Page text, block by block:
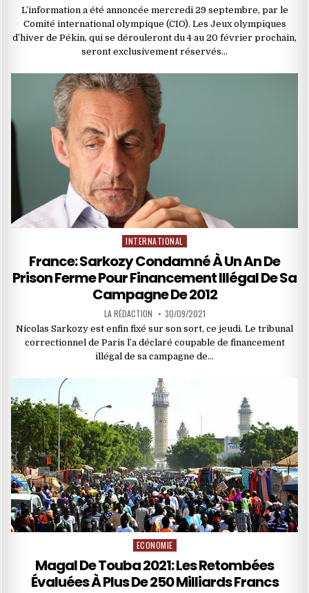
L’information a été annoncée mercredi 29 septembre, par le
Comité international olympique (CIO). Les Jeux olympiques
d’hiver de Pékin, qui se dérouleront du 4 au 20 février prochain,
seront exclusivement réservés…
Posted
INTERNATIONAL
France: Sarkozy Condamné À Un An De
Prison Ferme Pour Financement Illégal De Sa
Campagne De 2012
LA RÉDACTION 30/09/2021
Nicolas Sarkozy est enfin fixé sur son sort, ce jeudi. Le tribunal
correctionnel de Paris l’a déclaré coupable de financement
illégal de sa campagne de…
Posted
ECONOMIE
Magal De Touba 2021: Les Retombées
Évaluées À Plus De 250 Milliards Francs